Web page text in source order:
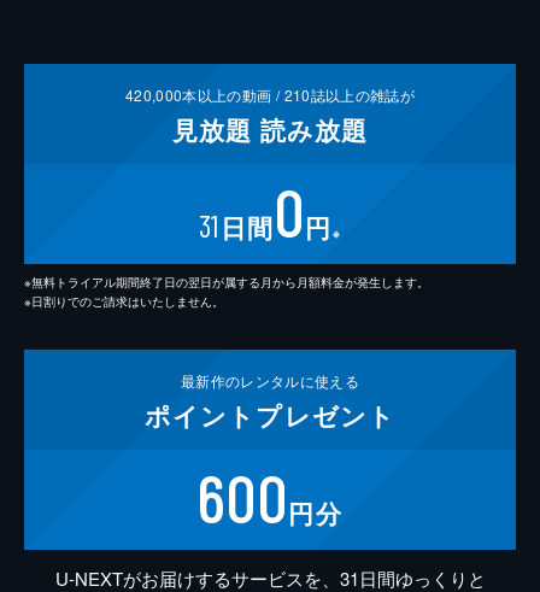
420,000本以上の動画 /210誌以上の雑誌が
見放題 読み放題
31 日間0円 ※
※無料トライアル期間終了日の翌日が属する月から月額料金が発生します。
※日割りでのご請求はいたしません。
最新作のレンタルに使える
ポイント プレゼント
600円分
U-NEXTがお届けするサービスを、31日間ゆっくりと